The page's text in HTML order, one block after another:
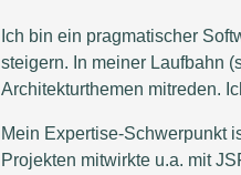
Ich bin ein pragmatischer
steigern. In meiner Laufbahn
Architekturthemen mitreden.
Mein Expertise-Schwerpunkt
Projekten mitwirkte u.a. mit